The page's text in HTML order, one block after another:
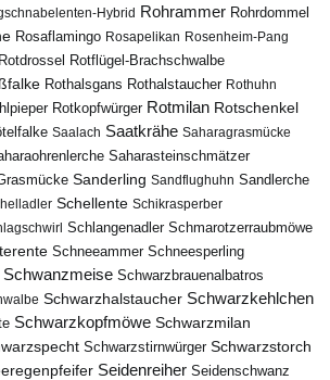
Hybrid Rohrammer Rohrdommel
Rosaflamingo Rosapelikan Rosenheim-Pang
Rotdrossel
Rotflügel-Brachschwalbe
Rothalsgans Rothalstaucher Rothuhn
Rotkopfwürger Rotmilan Rotschenkel
Saalach Saatkrähe Saharagrasmücke
Saharasteinschmätzer
Sanderling Sandflughuhn Sandlerche
Schellente Schikrasperber
Schlangenadler Schmarotzerraubmöwe
Schneeammer Schneesperling
Schwanzmeise Schwarzbrauenalbatros
Schwarzhalstaucher Schwarzkehlchen
Schwarzkopfmöwe Schwarzmilan
Schwarzstirnwürger Schwarzstorch
Seidenreiher Seidenschwanz